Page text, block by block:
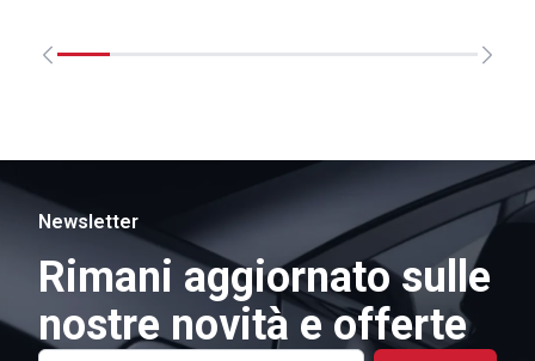
Newsletter
Rimani aggiornato sulle
nostre novità e offerte